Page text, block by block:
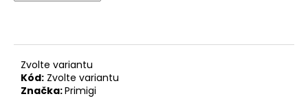
Zvolte variantu
Kód: Zvolte variantu
Značka:Primigi
D
o
p
o